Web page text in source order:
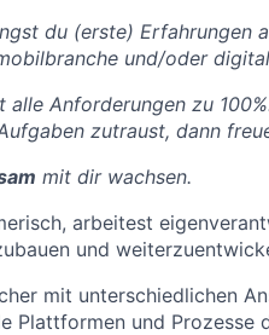
du (erste) Erfahrungen
und/oder
alle Anforderungen zu
zutraust, dann
mit dir wachsen.
arbeitest
und
mit unterschiedlichen
Plattformen und Prozesse